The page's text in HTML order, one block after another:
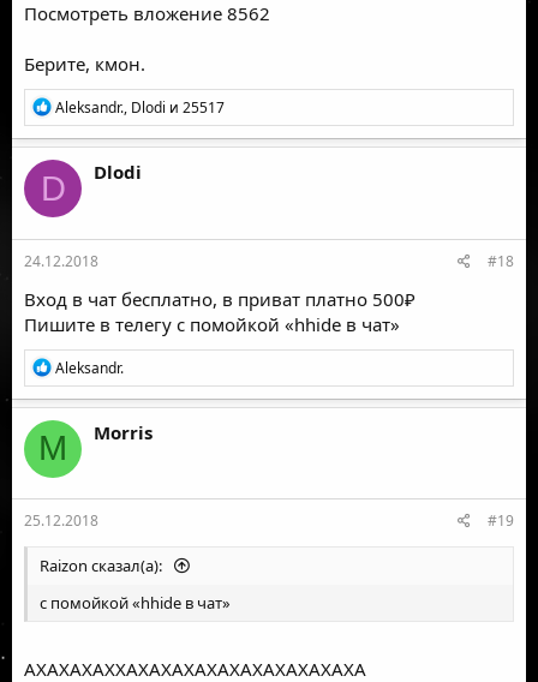
Посмотреть вложение 8562
Берите, кмон.
Р
е
а
к
ц
и
и
:
Aleksandr., Dlodi и 25517
D Dlodi
24.12.2018 #18
Вход в чат бесплатно, в приват платно 500₽
Пишите в телегу с помойкой «hhide в чат»
Р
е
а
к
ц
и
и
:
Aleksandr.
M Morris
25.12.2018 #19
Raizon сказал(а):
с помойкой «hhide в чат»
АХАХАХАХХАХАХАХАХАХАХАХАХАХАХА